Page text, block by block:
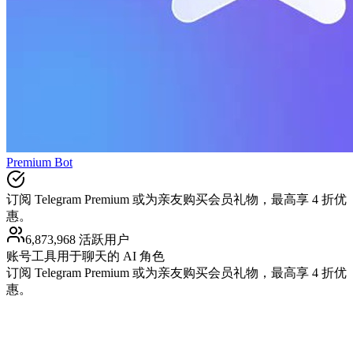
Premium Bot
订阅 Telegram Premium 或为亲友购买会员礼物，最高享 4 折优
惠。
6,873,968 活跃用户
账号工具用于聊天的 AI 角色
订阅 Telegram Premium 或为亲友购买会员礼物，最高享 4 折优
惠。